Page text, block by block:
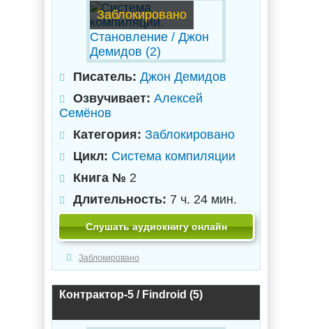
Заблокировано
Писатель: Джон Демидов
Озвучивает: Алексей
Семёнов
Категория: Заблокировано
Цикл: Система компиляции
Книга № 2
Длительность: 7 ч. 24 мин.
Слушать аудиокнигу онлайн
Заблокировано
Контрактор-5 / Findroid (5)